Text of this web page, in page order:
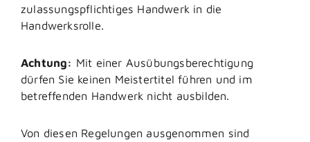
zulassungspflichtiges Handwerk in die
Handwerksrolle.
Achtung: Mit einer Ausübungsberechtigung
dürfen Sie keinen Meistertitel führen und im
betreffenden Handwerk nicht ausbilden.
Von diesen Regelungen ausgenommen sind